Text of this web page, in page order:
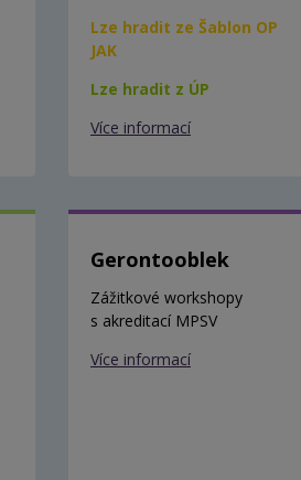
Lze hradit ze Šablon OP
JAK
Lze hradit z ÚP
Více informací
Gerontooblek
Zážitkové workshopy
s akreditací MPSV
Více informací